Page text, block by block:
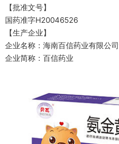
【批准文号】
国药准字H20046526
【生产企业】
企业名称：海南百信药业有限公
企业简称：百信药业